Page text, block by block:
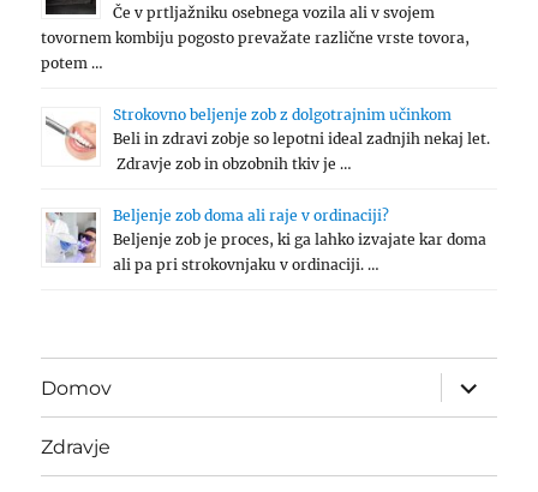
Če v prtljažniku osebnega vozila ali v svojem
tovornem kombiju pogosto prevažate različne vrste tovora,
potem …
Strokovno beljenje zob z dolgotrajnim učinkom
Beli in zdravi zobje so lepotni ideal zadnjih nekaj let.
Zdravje zob in obzobnih tkiv je …
Beljenje zob doma ali raje v ordinaciji?
Beljenje zob je proces, ki ga lahko izvajate kar doma
ali pa pri strokovnjaku v ordinaciji. …
Domov
expand
child
menu
Zdravje